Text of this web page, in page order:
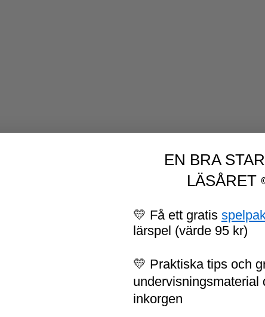
EN BRA
💛 Få ett gratis
lärspel (värde 95 kr)
💛 Praktiska tips och
undervisningsmaterial
inkorgen